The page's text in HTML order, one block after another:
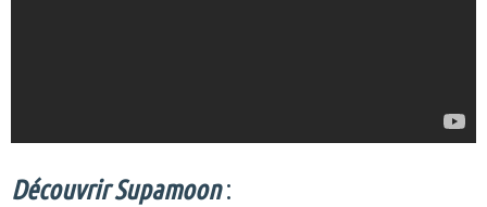
Découvrir Supamoon: